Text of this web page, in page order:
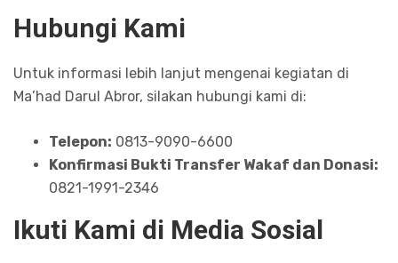
Hubungi Kami
Untuk informasi lebih lanjut mengenai kegiatan di
Ma’had Darul Abror, silakan hubungi kami di:
Telepon: 0813-9090-6600
Konfirmasi Bukti Transfer Wakaf dan Donasi:
0821-1991-2346
Ikuti Kami di Media Sosial